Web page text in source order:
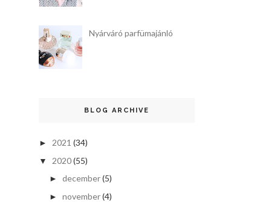
Nyárváró parfümajánló
BLOG ARCHIVE
► 2021 (34)
▼ 2020(55)
► december(5)
► november(4)